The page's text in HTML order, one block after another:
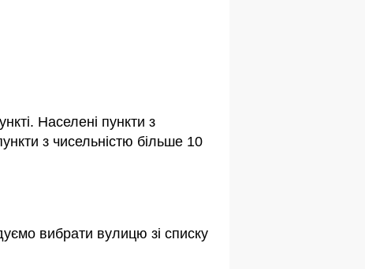
Населені пункти з
з чисельністю більше 10
вибрати вулицю зі списку